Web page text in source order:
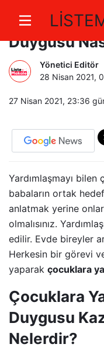
Çocuklara
Duygusu
Yönetici Editör
28 Nisan 2021,
27 Nisan 2021, 23:36
Yardımlaşmayı
babaların ortak
anlatmak yerine
olmalısınız.
edilir. Evde bireyler
Herkesin bir görevi
yaparak çocuklara
Çocuklara
Duygusu
Nelerdir?